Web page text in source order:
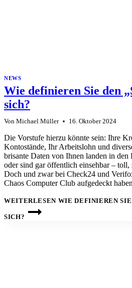
NEWS
Wie definieren Sie den
sich?
Von Michael Müller 16. Oktober 2024
Die Vorstufe hierzu könnte sein: Ihre
Kontostände, Ihr Arbeitslohn und
brisante Daten von Ihnen landen in den
oder sind gar öffentlich einsehbar – toll,
Doch und zwar bei Check24 und
Chaos Computer Club aufgedeckt
WEITERLESEN WIE DEFINIEREN SIE
SICH?